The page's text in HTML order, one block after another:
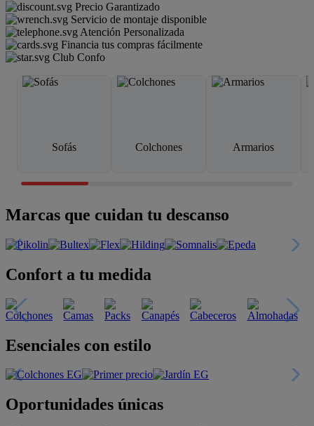
Precio Garantizado
Servicio de montaje disponible
Atención Personalizada
Financia tus compras fácilmente
Club Confo
Sofás Colchones Armarios
Marcas que cuidan tu descanso
Confort a tu medida
Esenciales con estilo
Oportunidades únicas